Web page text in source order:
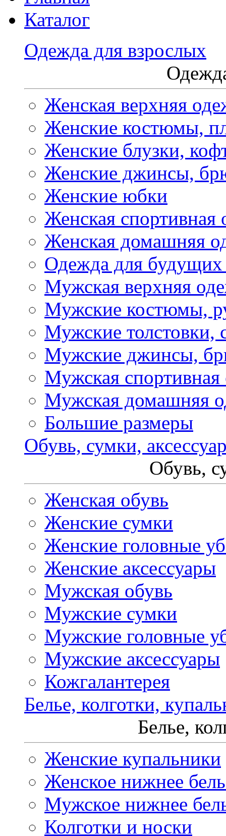
Каталог
Одежда для взрослых
Женская верхняя
Женские костюмы,
Женские блузки,
Женские джинсы,
Женские юбки
Женская спортивная
Женская домашняя
Одежда для
Мужская верхняя
Мужские костюмы,
Мужские толстовки,
Мужские джинсы,
Мужская спортивная
Мужская домашняя
Большие размеры
Обувь, сумки,
Обувь,
Женская обувь
Женские сумки
Женские головные
Женские аксессуары
Мужская обувь
Мужские сумки
Мужские головные
Мужские аксессуары
Кожгалантерея
Белье, колготки,
Белье,
Женские купальники
Женское нижнее
Мужское нижнее
Колготки и носки